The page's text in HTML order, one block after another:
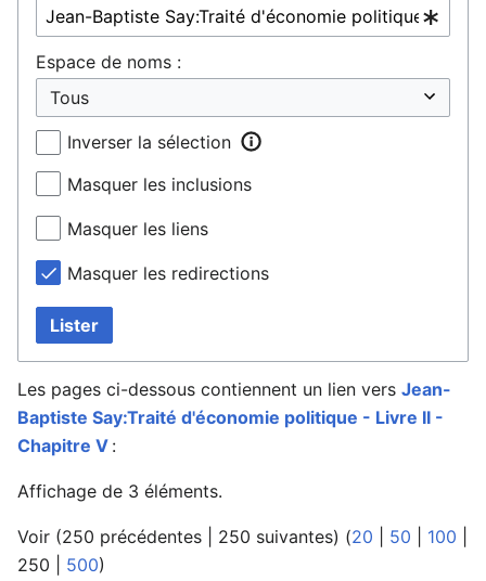
Espace de noms :
Inverser la sélection
Masquer les inclusions
Masquer les liens
Masquer les redirections
Lister
Les pages ci-dessous contiennent un lien vers Jean-
Baptiste Say:Traité d'économie politique - Livre II -
Chapitre V :
Affichage de 3 éléments.
Voir (250 précédentes 250 suivantes) (20 50 100
250
500)